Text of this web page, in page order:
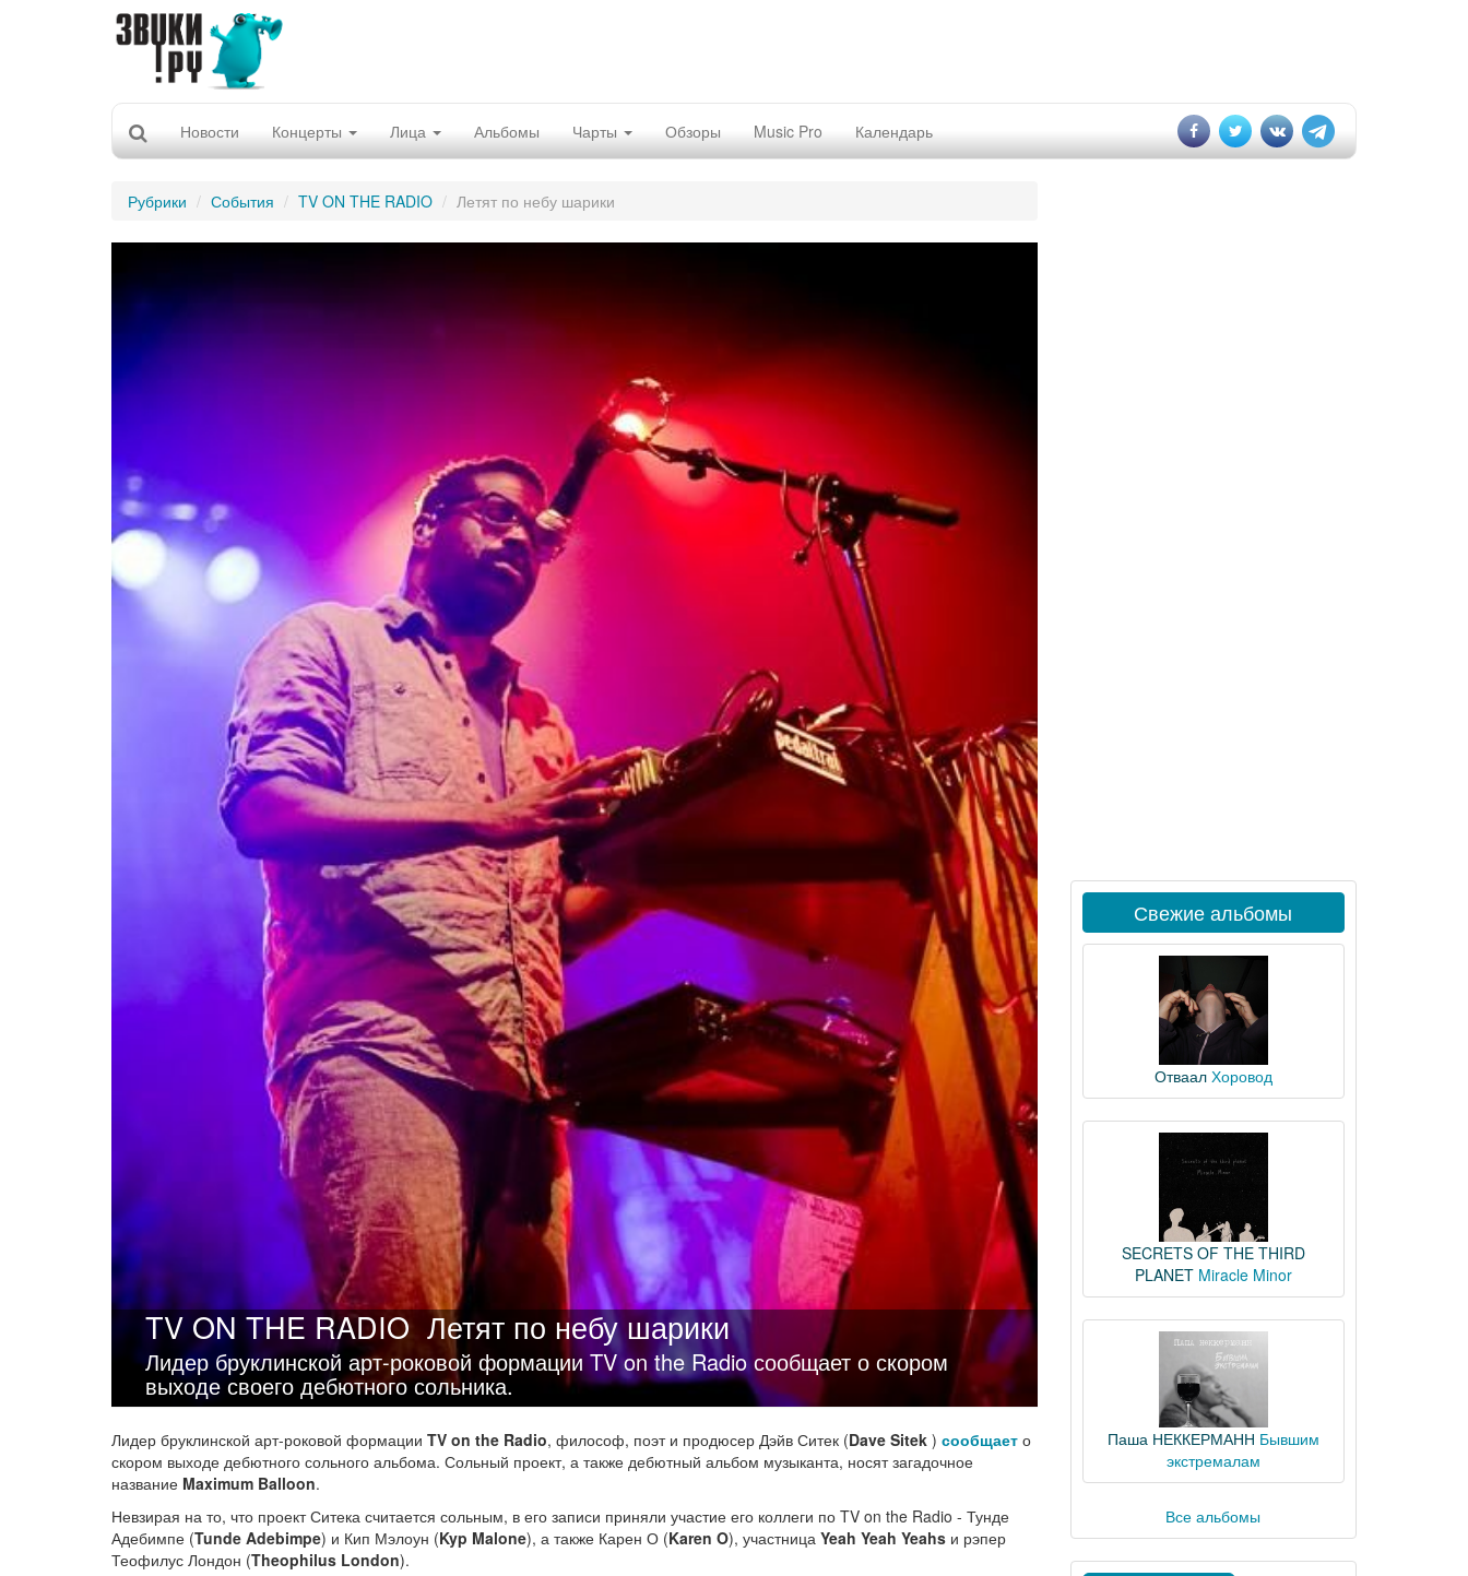
Новости Концерты Лица Альбомы Чарты Обзоры Music Pro Календарь
Рубрики События TV ON THE RADIO Летят по небу шарики
TV ON THE RADIO Летят по небу шарики
Лидер бруклинской арт-роковой формации TV on the Radio сообщает о скором
выходе своего дебютного сольника.
Лидер бруклинской арт-роковой формации TV on the Radio, философ, поэт и продюсер Дэйв Ситек (Dave Sitek ) сообщает о
скором выходе дебютного сольного альбома. Сольный проект, а также дебютный альбом музыканта, носят загадочное
название Maximum Balloon.
Невзирая на то, что проект Ситека считается сольным, в его записи приняли участие его коллеги по TV on the Radio - Тунде
Адебимпе (Tunde Adebimpe) и Кип Мэлоун (Kyp Malone), а также Карен О (Karen O), участница Yeah Yeah Yeahs и рэпер
Теофилус Лондон (Theophilus London).
Свежие альбомы
Отваал Хоровод
SECRETS OF THE THIRD
PLANET Miracle Minor
Паша НЕККЕРМАНН Бывшим
экстремалам
Все альбомы